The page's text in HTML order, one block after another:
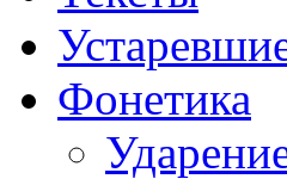
Фонетика